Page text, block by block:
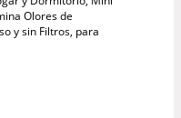
Olores de
y sin Filtros, para